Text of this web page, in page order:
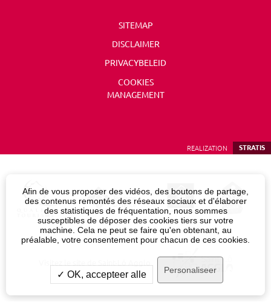
Afin de vous proposer des vidéos, des boutons de partage,
des contenus remontés des réseaux sociaux et d'élaborer
des statistiques de fréquentation, nous sommes
susceptibles de déposer des cookies tiers sur votre
machine. Cela ne peut se faire qu'en obtenant, au
préalable, votre consentement pour chacun de ces cookies.
✓ OK, accepteer alle Personaliseer
SITEMAP
DISCLAIMER
PRIVACYBELEID
COOKIES
MANAGEMENT
REALIZATION STRATIS